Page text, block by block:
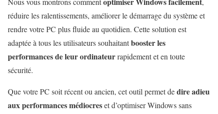
réduire les ralentissements, améliorer le démarrage du système et
rendre votre PC plus fluide au quotidien. Cette solution est
adaptée à tous les utilisateurs souhaitantbooster les
performances de leur ordinateurrapidement et en toute
sécurité.
Que votre PC soit récent ou ancien, cet outil permet dedire adieu
aux performances médiocreset d’optimiser Windows sans